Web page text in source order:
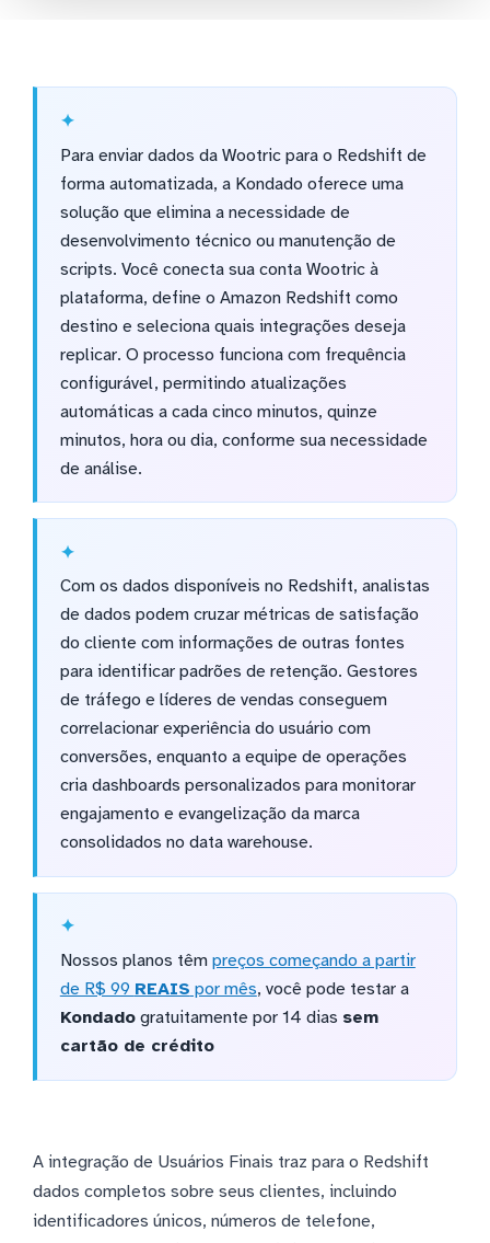
Para enviar dados da Wootric para o Redshift de
forma automatizada, a Kondado oferece uma
solução que elimina a necessidade de
desenvolvimento técnico ou manutenção de
scripts. Você conecta sua conta Wootric à
plataforma, define o Amazon Redshift como
destino e seleciona quais integrações deseja
replicar. O processo funciona com frequência
configurável, permitindo atualizações
automáticas a cada cinco minutos, quinze
minutos, hora ou dia, conforme sua necessidade
de análise.
Com os dados disponíveis no Redshift, analistas
de dados podem cruzar métricas de satisfação
do cliente com informações de outras fontes
para identificar padrões de retenção. Gestores
de tráfego e líderes de vendas conseguem
correlacionar experiência do usuário com
conversões, enquanto a equipe de operações
cria dashboards personalizados para monitorar
engajamento e evangelização da marca
consolidados no data warehouse.
Nossos planos têm preços começando a partir
de R$ 99 REAIS por mês, você pode testar a
Kondadogratuitamente por 14 dias sem
cartão de crédito
A integração de Usuários Finais traz para o Redshift
dados completos sobre seus clientes, incluindo
identificadores únicos, números de telefone,